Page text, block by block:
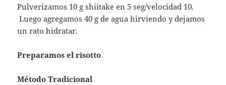
Pulverizamos 10 g shiitake en 5 seg/velocidad 10.
Luego agregamos 40 g de agua hirviendo y dejamos
un rato hidratar.
Preparamos el risotto
Método Tradicional